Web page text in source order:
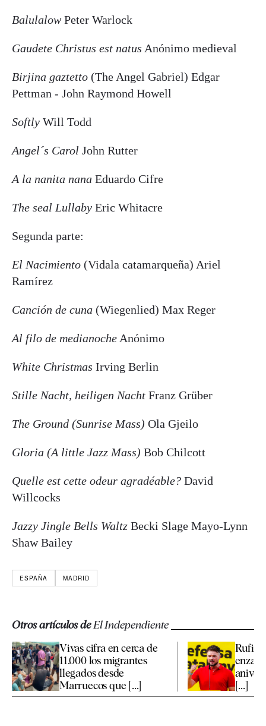
Balulalow Peter Warlock
Gaudete Christus est natus Anónimo medieval
Birjina gaztetto (The Angel Gabriel) Edgar
Pettman - John Raymond Howell
Softly Will Todd
Angel´s Carol John Rutter
A la nanita nana Eduardo Cifre
The seal Lullaby Eric Whitacre
Segunda parte:
El Nacimiento (Vidala catamarqueña) Ariel
Ramírez
Canción de cuna (Wiegenlied) Max Reger
Al filo de medianoche Anónimo
White Christmas Irving Berlin
Stille Nacht, heiligen Nacht Franz Grüber
The Ground (Sunrise Mass) Ola Gjeilo
Gloria (A little Jazz Mass) Bob Chilcott
Quelle est cette odeur agradéable? David
Willcocks
Jazzy Jingle Bells Waltz Becki Slage Mayo-Lynn
Shaw Bailey
ESPAÑA MADRID
Otros artículos deEl Independiente
Vivas cifra en cerca de
11.000 los migrantes
llegados desde
Marruecos que [...]
[...]